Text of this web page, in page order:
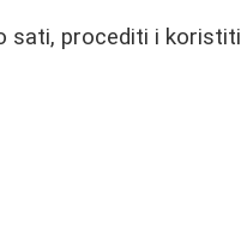
sati, procediti i koristiti